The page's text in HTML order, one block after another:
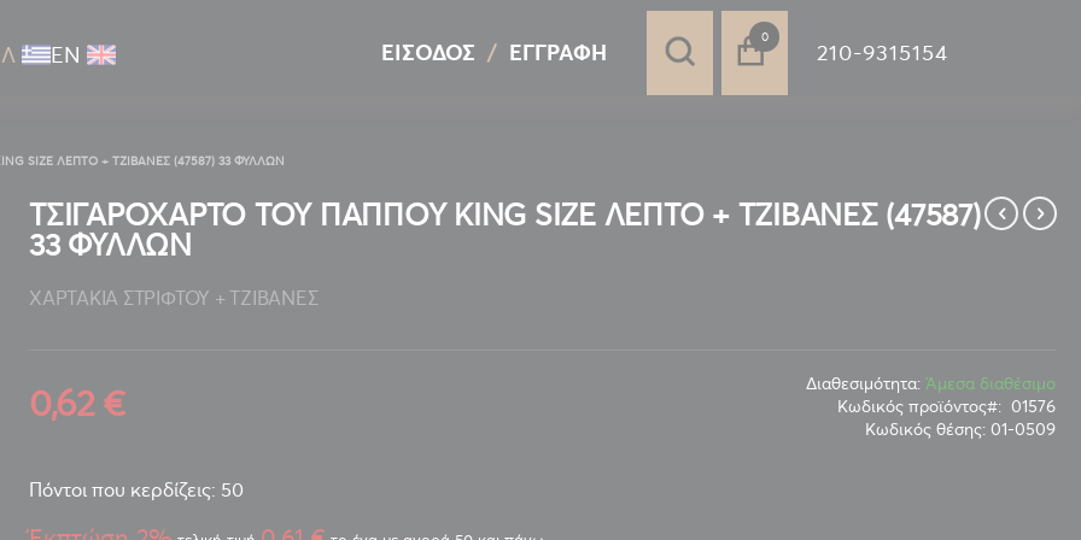
ΕΝ
0στοιχεία
ΕΊΣΟΔΟΣ ΕΓΓΡΑΦΉ 210-9315154
SIZE ΛΕΠΤΟ + ΤΖΙΒΑΝΕΣ (47587) 33 ΦΥΛΛΩΝ
ΤΣΙΓΑΡΟΧΑΡΤΟ ΤΟΥ ΠΑΠΠΟΥ KING SIZE ΛΕΠΤΟ + ΤΖΙΒΑΝΕΣ (47587)
33 ΦΥΛΛΩΝ
ΧΑΡΤΑΚΙΑ ΣΤΡΙΦΤΟΥ + ΤΖΙΒΑΝΕΣ
0,62 € Διαθεσιμότητα: Άμεσα διαθέσιμο
Κωδικός προϊόντος
01576
Κωδικός θέσης: 01-0509
Πόντοι που κερδίζεις: 50